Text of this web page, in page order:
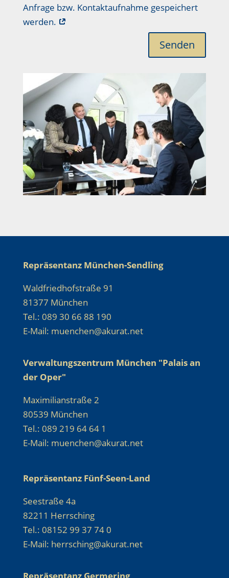
Anfrage bzw. Kontaktaufnahme gespeichert
werden.
Senden
Repräsentanz München-Sendling
Waldfriedhofstraße 91
81377 München
Tel.: 089 30 66 88 190
E-Mail: muenchen@akurat.net
Verwaltungszentrum München "Palais an
der Oper"
Maximilianstraße 2
80539 München
Tel.: 089 219 64 64 1
E-Mail: muenchen@akurat.net
Repräsentanz Fünf-Seen-Land
Seestraße 4a
82211 Herrsching
Tel.: 08152 99 37 74 0
E-Mail: herrsching@akurat.net